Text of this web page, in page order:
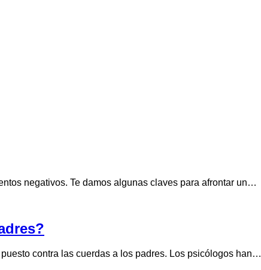
negativos. Te damos algunas claves para afrontar un…
contra las cuerdas a los padres. Los psicólogos han…